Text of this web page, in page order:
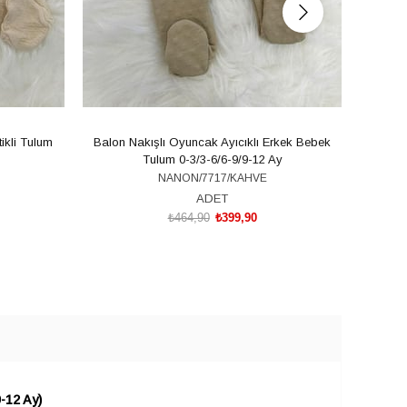
Tulum
Balon Nakışlı Oyuncak Ayıcıklı Erkek Bebek
Tulum 0-3/3-6/6-9/9-12 Ay
NANON/7717/KAHVE
ADET
₺399,90
₺464,90
12 Ay)